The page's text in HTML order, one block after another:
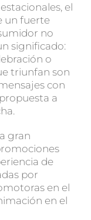
el
un fuerte
no
significado:
o
triunfan son
con
a
gran
de
por
en el
en el